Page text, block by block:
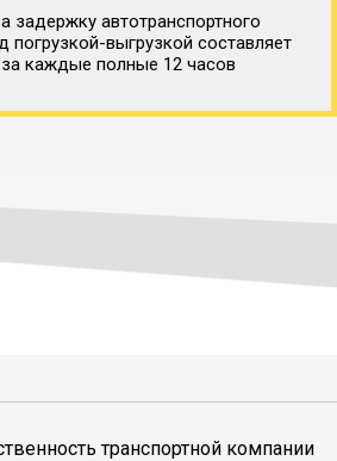
задержку автотранспортного
погрузкой-выгрузкой составляет
каждые полные 12 часов
транспортной компании